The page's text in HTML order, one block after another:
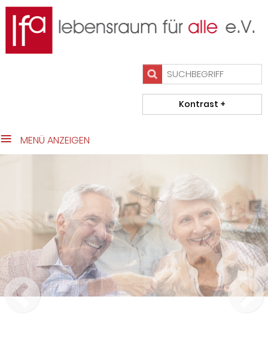
close Submenü
Das Team
Impressum
MENÜ ANZEIGEN